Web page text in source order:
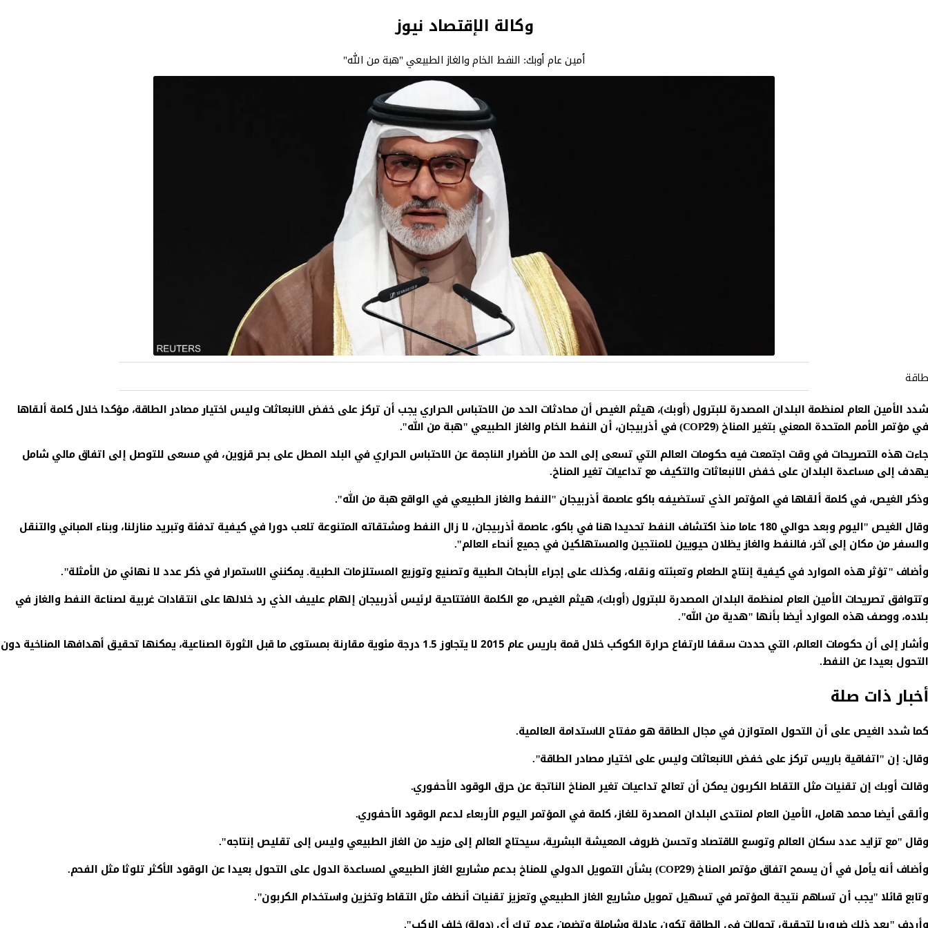
وكالة الإقتصاد نيوز
أمين عام أوبك: النفط الخام والغاز الطبيعي "هبة من الله"
طاقة
شدد الأمين العام لمنظمة البلدان المصدرة للبترول (أوبك)، هيثم الغيص أن محادثات الحد من الاحتباس الحراري يجب أن تركز على خفض الانبعاثات وليس اختيار مصادر الطاقة، مؤكدا خلال كلمة ألقاها
في مؤتمر الأمم المتحدة المعني بتغير المناخ (COP29) في أذربيجان، أن النفط الخام والغاز الطبيعي "هبة من الله".
جاءت هذه التصريحات في وقت اجتمعت فيه حكومات العالم التي تسعى إلى الحد من الأضرار الناجمة عن الاحتباس الحراري في البلد المطل على بحر قزوين، في مسعى للتوصل إلى اتفاق مالي شامل
يهدف إلى مساعدة البلدان على خفض الانبعاثات والتكيف مع تداعيات تغير المناخ.
وذكر الغيص، في كلمة ألقاها في المؤتمر الذي تستضيفه باكو عاصمة أذربيجان "النفط والغاز الطبيعي في الواقع هبة من الله".
وقال الغيص "اليوم وبعد حوالي 180 عاما منذ اكتشاف النفط تحديدا هنا في باكو، عاصمة أذربيجان، لا زال النفط ومشتقاته المتنوعة تلعب دورا في كيفية تدفئة وتبريد منازلنا، وبناء المباني والتنقل
والسفر من مكان إلى آخر، فالنفط والغاز يظلان حيويين للمنتجين والمستهلكين في جميع أنحاء العالم".
وأضاف "تؤثر هذه الموارد في كيفية إنتاج الطعام وتعبئته ونقله، وكذلك على إجراء الأبحاث الطبية وتصنيع وتوزيع المستلزمات الطبية. يمكنني الاستمرار في ذكر عدد لا نهائي من الأمثلة".
وتتوافق تصريحات الأمين العام لمنظمة البلدان المصدرة للبترول (أوبك)، هيثم الغيص، مع الكلمة الافتتاحية لرئيس أذربيجان إلهام علييف الذي رد خلالها على انتقادات غربية لصناعة النفط والغاز في
بلاده، ووصف هذه الموارد أيضا بأنها "هدية من الله".
وأشار إلى أن حكومات العالم، التي حددت سقفا لارتفاع حرارة الكوكب خلال قمة باريس عام 2015 لا يتجاوز 1.5 درجة مئوية مقارنة بمستوى ما قبل الثورة الصناعية، يمكنها تحقيق أهدافها المناخية دون
التحول بعيدا عن النفط.
أخبار ذات صلة
كما شدد الغيص على أن التحول المتوازن في مجال الطاقة هو مفتاح الاستدامة العالمية.
وقال: إن "اتفاقية باريس تركز على خفض الانبعاثات وليس على اختيار مصادر الطاقة".
وقالت أوبك إن تقنيات مثل التقاط الكربون يمكن أن تعالج تداعيات تغير المناخ الناتجة عن حرق الوقود الأحفوري.
وألقى أيضا محمد هامل، الأمين العام لمنتدى البلدان المصدرة للغاز، كلمة في المؤتمر اليوم الأربعاء لدعم الوقود الأحفوري.
وقال "مع تزايد عدد سكان العالم وتوسع الاقتصاد وتحسن ظروف المعيشة البشرية، سيحتاج العالم إلى مزيد من الغاز الطبيعي وليس إلى تقليص إنتاجه".
وأضاف أنه يأمل في أن يسمح اتفاق مؤتمر المناخ (COP29) بشأن التمويل الدولي للمناخ بدعم مشاريع الغاز الطبيعي لمساعدة الدول على التحول بعيدا عن الوقود الأكثر تلوثا مثل الفحم.
وتابع قائلا "يجب أن تساهم نتيجة المؤتمر في تسهيل تمويل مشاريع الغاز الطبيعي وتعزيز تقنيات أنظف مثل التقاط وتخزين واستخدام الكربون".